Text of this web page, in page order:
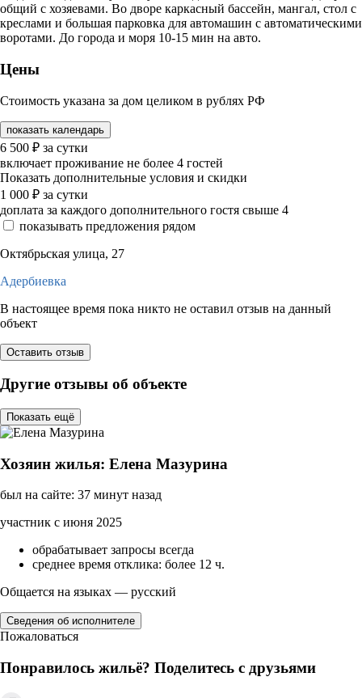
общий с хозяевами. Во дворе каркасный бассейн, мангал, стол с
креслами и большая парковка для автомашин с автоматическими
воротами. До города и моря 10-15 мин на авто.
Цены
Стоимость указана за дом целиком в рублях РФ
показать календарь
6 500 ₽ за сутки
включает проживание не более 4 гостей
Показать дополнительные условия и скидки
1 000 ₽ за сутки
доплата за каждого дополнительного гостя свыше 4
показывать предложения рядом
Октябрьская улица, 27
Адербиевка
В настоящее время пока никто не оставил отзыв на данный
объект
Оставить отзыв
Другие отзывы об объекте
Показать ещё
Хозяин жилья: Елена Мазурина
был на сайте: 37 минут назад
участник с июня 2025
обрабатывает запросы всегда
среднее время отклика: более 12 ч.
Общается на языках — русский
Сведения об исполнителе
Пожаловаться
Понравилось жильё? Поделитесь с друзьями